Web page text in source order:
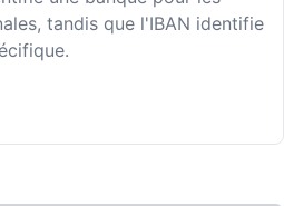
tandis que l'IBAN identifie